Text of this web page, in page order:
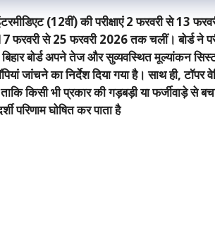
(12वीं) की परीक्षाएं 2 फरवरी से 13
17 फरवरी से 25 फरवरी 2026 तक चलीं। बोर्ड ने
बिहार बोर्ड अपने तेज और सुव्यवस्थित मूल्यांकन
जांचने का निर्देश दिया गया है। साथ ही,
किसी भी प्रकार की गड़बड़ी या फर्जीवाड़े से
परिणाम घोषित कर पाता है